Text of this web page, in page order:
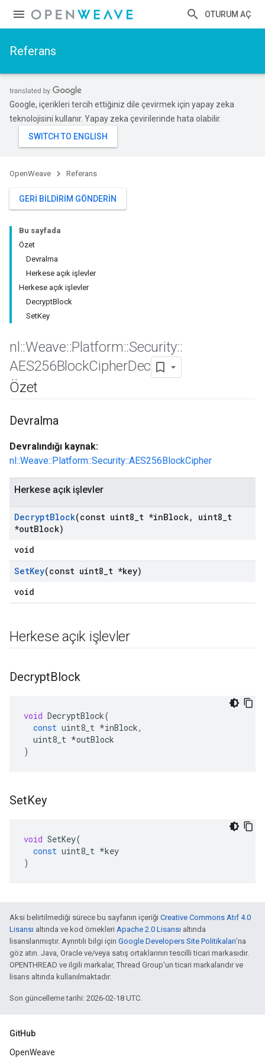
OTURUM AÇ
Referans
Google, içerikleri tercih ettiğiniz dile çevirmek için yapay zeka
teknolojisini kullanır. Yapay zeka çevirilerinde hata olabilir.
OpenWeave Referans
GERI BILDIRIM GÖNDERIN
Bu sayfada
Özet
Devralma
Herkese açık işlevler
Herkese açık işlevler
DecryptBlock
SetKey
nl ::Weave::Platform::Security::
AES256BlockCipherDec
Özet
Devralma
Devralındığı kaynak:
nl::Weave::Platform::Security::AES256BlockCipher
Herkese açık işlevler
DecryptBlock(const uint8 t *inBlock, uint8 t
*outBlock)
void
SetKey(const uint8 t *key)
void
Herkese açık işlevler
DecryptBlock
void DecryptBlock(
const uint8_t *inBlock,
uint8_t *outBlock
)
SetKey
void SetKey(
const uint8_t *key
)
Aksi belirtilmediği sürece bu sayfanın içeriği Creative Commons Atıf 4.0
Lisansı altında ve kod örnekleri Apache 2.0 Lisansı altında
lisanslanmıştır. Ayrıntılı bilgi için Google Developers Site Politikaları'na
göz atın. Java, Oracle ve/veya satış ortaklarının tescilli ticari markasıdır.
OPENTHREAD ve ilgili markalar, Thread Group'un ticari markalarıdır ve
lisans altında kullanılmaktadır.
Son güncelleme tarihi: 2026-02-18 UTC.
GitHub
OpenWeave